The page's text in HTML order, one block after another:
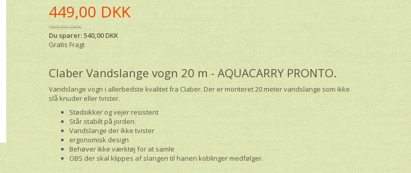
449,00 DKK
989,00 DKK
Du sparer:540,00 DKK
Gratis Fragt
Claber Vandslange vogn 20 m - AQUACARRY PRONTO.
Vandslange vogn i allerbedste kvalitet fra Claber. Der er monteret 20 meter vandslange som ikke
slå knuder eller tvister.
Stødsikker og vejer resistent
Står stabilt på jorden.
Vandslange der ikke tvister
ergonomisk design
Behøver ikke værktøj for at samle
OBS der skal klippes af slangen til hanen koblinger medfølger.